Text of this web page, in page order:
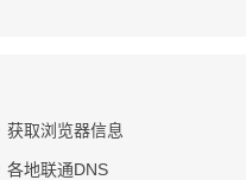
获取浏览器信息
各地联通DNS